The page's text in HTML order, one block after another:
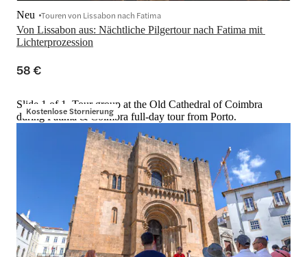
Von Lissabon aus: Nächtliche Pilgertour nach Fatima mit
Lichterprozession
Neu Touren von Lissabon nach Fatima
58 €
Kostenlose Stornierung
Slide 1 of 1, Tour group at the Old Cathedral of Coimbra
during Fátima & Coimbra full-day tour from Porto.